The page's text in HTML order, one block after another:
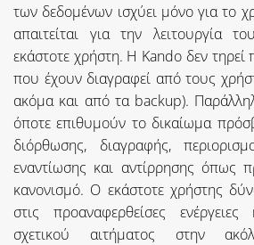
των δεδομένων ισχύει μόνο για το
απαιτείται για την λειτουργία
εκάστοτε χρήστη. H Kando δεν
που έχουν διαγραφεί από τους
ακόμα και από τα backup).
όποτε επιθυμούν το δικαίωμα
διόρθωσης, διαγραφής,
εναντίωσης και αντίρρησης όπως
κανονισμό. Ο εκάστοτε χρήστης
στις προαναφερθείσες
σχετικού αιτήματος στην